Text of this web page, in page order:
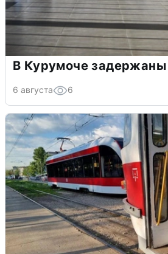
В Курумоче задержаны
6 августа 6